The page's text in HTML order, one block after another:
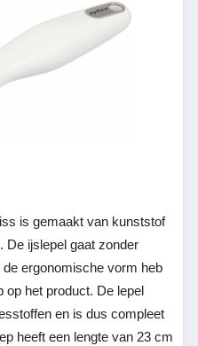
is gemaakt van kunststof
De ijslepel gaat zonder
ergonomische vorm heb
op het product. De lepel
en is dus compleet
heeft een lengte van 23 cm